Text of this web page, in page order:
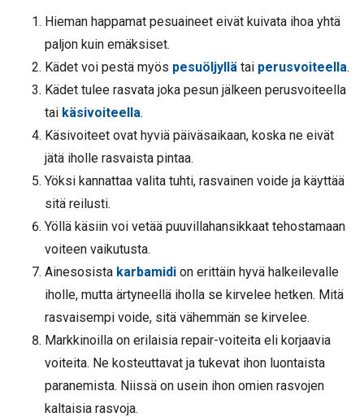
Hieman happamat pesuaineet eivät kuivata ihoa yhtä
paljon kuin emäksiset.
Kädet voi pestä myös pesuöljyllä tai perusvoiteella.
Kädet tulee rasvata joka pesun jälkeen perusvoiteella
tai käsivoiteella.
Käsivoiteet ovat hyviä päiväsaikaan, koska ne eivät
jätä iholle rasvaista pintaa.
Yöksi kannattaa valita tuhti, rasvainen voide ja käyttää
sitä reilusti.
Yöllä käsiin voi vetää puuvillahansikkaat tehostamaan
voiteen vaikutusta.
Ainesosista karbamidi on erittäin hyvä halkeilevalle
iholle, mutta ärtyneellä iholla se kirvelee hetken. Mitä
rasvaisempi voide, sitä vähemmän se kirvelee.
Markkinoilla on erilaisia repair-voiteita eli korjaavia
voiteita. Ne kosteuttavat ja tukevat ihon luontaista
paranemista. Niissä on usein ihon omien rasvojen
kaltaisia rasvoja.